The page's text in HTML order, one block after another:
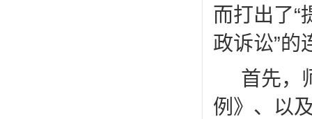
而打出了“
政诉讼”的
首先，
例》、以